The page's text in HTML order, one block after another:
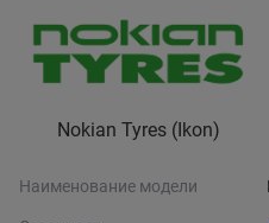
Nokian Tyres (Ikon)
Наименование модели